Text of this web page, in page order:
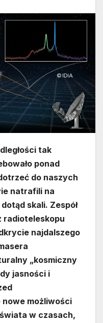
tak
ponad
do naszych
natrafili na
skali. Zespół
radioteleskopu
najdalszego
„kosmiczny
jasności i
nowe możliwości
w czasach,